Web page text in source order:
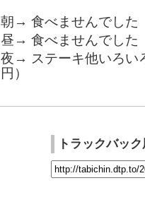
朝→ 食べませんでした
昼→ 食べませんでした
夜→ ステーキ他いろい
円）
トラックバッ